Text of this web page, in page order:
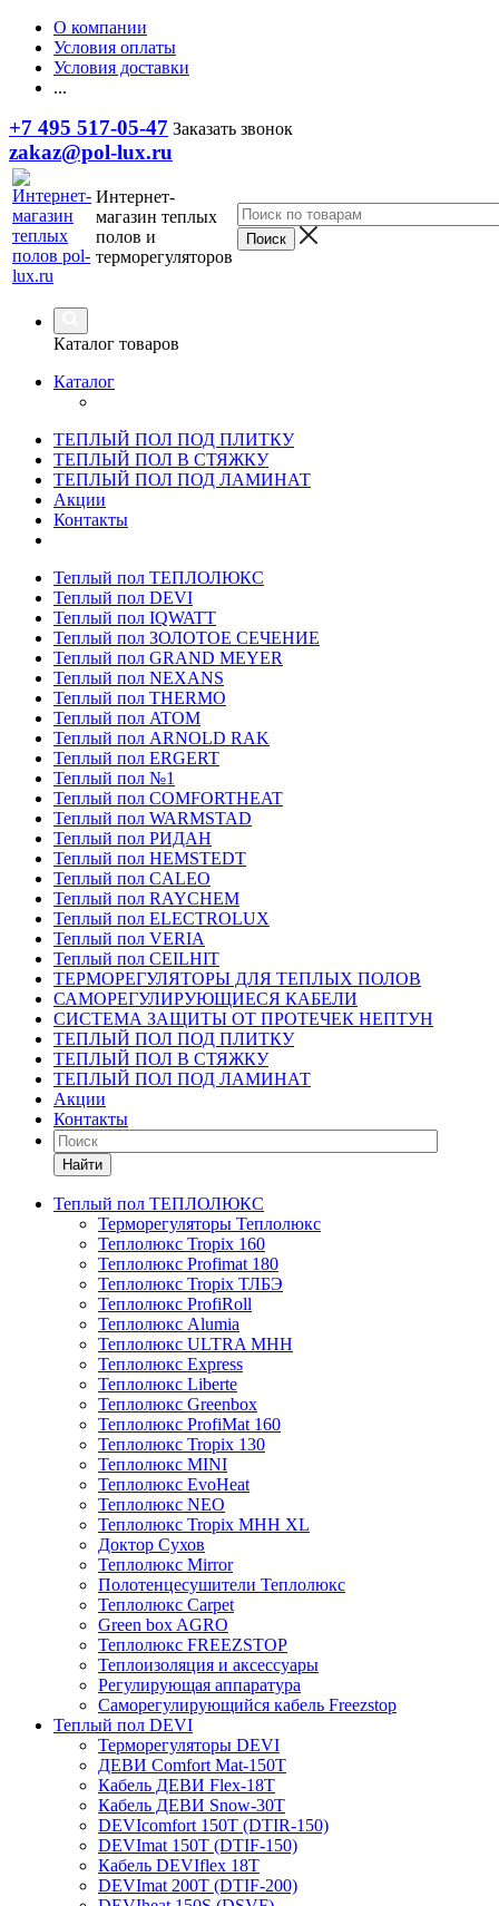
О компании
Условия оплаты
Условия доставки
...
+7 495 517-05-47 Заказать звонок
zakaz@pol-lux.ru
Интернет-
магазин теплых
полов и
терморегуляторов
Каталог товаров
Каталог
ТЕПЛЫЙ ПОЛ ПОД ПЛИТКУ
ТЕПЛЫЙ ПОЛ В СТЯЖКУ
ТЕПЛЫЙ ПОЛ ПОД ЛАМИНАТ
Акции
Контакты
Теплый пол ТЕПЛОЛЮКС
Теплый пол DEVI
Теплый пол IQWATT
Теплый пол ЗОЛОТОЕ СЕЧЕНИЕ
Теплый пол GRAND MEYER
Теплый пол NEXANS
Теплый пол THERMO
Теплый пол ATOM
Теплый пол ARNOLD RAK
Теплый пол ERGERT
Теплый пол №1
Теплый пол COMFORTHEAT
Теплый пол WARMSTAD
Теплый пол РИДАН
Теплый пол HEMSTEDT
Теплый пол CALEO
Теплый пол RAYCHEM
Теплый пол ELECTROLUX
Теплый пол VERIA
Теплый пол CEILHIT
ТЕРМОРЕГУЛЯТОРЫ ДЛЯ ТЕПЛЫХ ПОЛОВ
САМОРЕГУЛИРУЮЩИЕСЯ КАБЕЛИ
СИСТЕМА ЗАЩИТЫ ОТ ПРОТЕЧЕК НЕПТУН
ТЕПЛЫЙ ПОЛ ПОД ПЛИТКУ
ТЕПЛЫЙ ПОЛ В СТЯЖКУ
ТЕПЛЫЙ ПОЛ ПОД ЛАМИНАТ
Акции
Контакты
Найти
Теплый пол ТЕПЛОЛЮКС
Терморегуляторы Теплолюкс
Теплолюкс Tropix 160
Теплолюкс Profimat 180
Теплолюкс Tropix ТЛБЭ
Теплолюкс ProfiRoll
Теплолюкс Alumia
Теплолюкс ULTRA МНН
Теплолюкс Express
Теплолюкс Liberte
Теплолюкс Greenbox
Теплолюкс ProfiMat 160
Теплолюкс Tropix 130
Теплолюкс MINI
Теплолюкс EvoHeat
Теплолюкс NEO
Теплолюкс Tropix МНН XL
Доктор Сухов
Теплолюкс Mirror
Полотенцесушители Теплолюкс
Теплолюкс Carpet
Green box AGRO
Теплолюкс FREEZSTOP
Теплоизоляция и аксессуары
Регулирующая аппаратура
Cаморегулирующийся кабель Freezstop
Теплый пол DEVI
Терморегуляторы DEVI
ДЕВИ Comfort Mat-150T
Кабель ДЕВИ Flex-18T
Кабель ДЕВИ Snow-30T
DEVIcomfort 150T (DTIR-150)
DEVImat 150T (DTIF-150)
Кабель DEVIflex 18T
DEVImat 200T (DTIF-200)